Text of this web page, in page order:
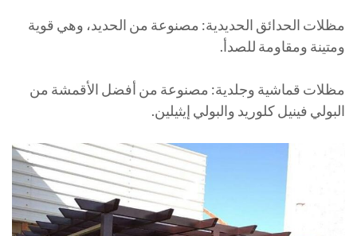
مظلات الحدائق الحديدية: مصنوعة من الحديد، وهي قوية
ومتينة ومقاومة للصدأ.
مظلات قماشية وجلدية: مصنوعة من أفضل الأقمشة من
البولي فينيل كلوريد والبولي إيثيلين.